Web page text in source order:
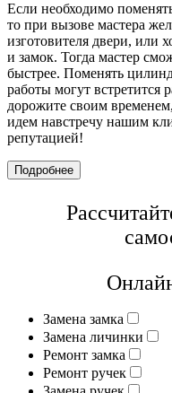
Если необходимо
то при вызове мастера
изготовителя двери, или
и замок. Тогда мастер
быстрее. Поменять
работы могут
дорожите своим
идем навстречу нашим
репутацией!
Подробнее
Замена замка
Замена личинки
Ремонт замка
Ремонт ручек